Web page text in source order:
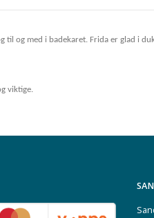
til og med i badekaret. Frida er glad i
viktige.